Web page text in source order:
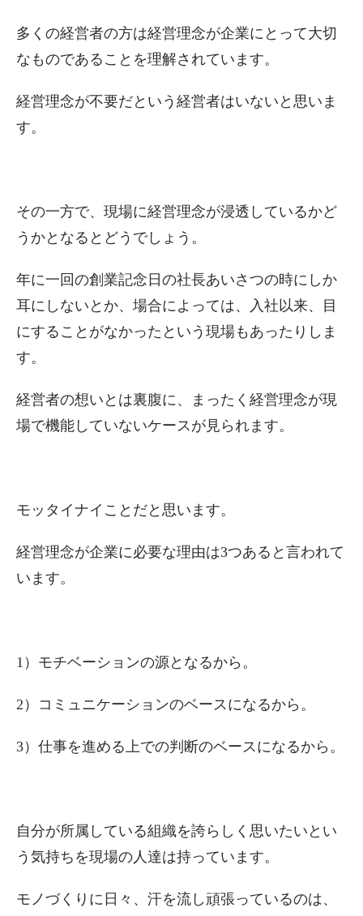
多くの経営者の方は経営理念が企業にとって大切
なものであることを理解されています。
経営理念が不要だという経営者はいないと思いま
す。
その一方で、現場に経営理念が浸透しているかど
うかとなるとどうでしょう。
年に一回の創業記念日の社長あいさつの時にしか
耳にしないとか、場合によっては、入社以来、目
にすることがなかったという現場もあったりしま
す。
経営者の想いとは裏腹に、まったく経営理念が現
場で機能していないケースが見られます。
モッタイナイことだと思います。
経営理念が企業に必要な理由は3つあると言われて
います。
1）モチベーションの源となるから。
2）コミュニケーションのベースになるから。
3）仕事を進める上での判断のベースになるから。
自分が所属している組織を誇らしく思いたいとい
う気持ちを現場の人達は持っています。
モノづくりに日々、汗を流し頑張っているのは、